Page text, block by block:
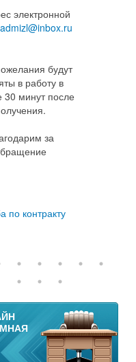
электронной
admizl@inbox.ru
будут
в работу в
30 минут после
за